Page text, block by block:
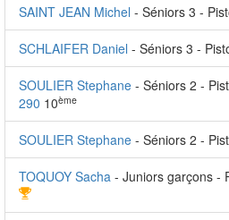
SAINT JEAN Michel - Séniors 3 -
SCHLAIFER Daniel - Séniors 3 -
SOULIER Stephane - Séniors 2 -
290 10ème
SOULIER Stephane - Séniors 2 -
TOQUOY Sacha - Juniors garçons -